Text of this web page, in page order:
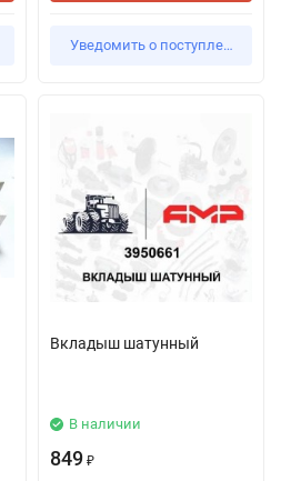
Уведомить о поступлении
Вкладыш шатунный
В наличии
849 ₽